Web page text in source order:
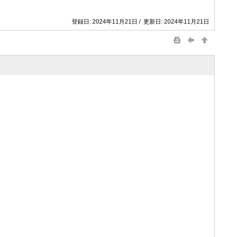
登録日: 2024年11月21日 / 更新日: 2024年11月21日